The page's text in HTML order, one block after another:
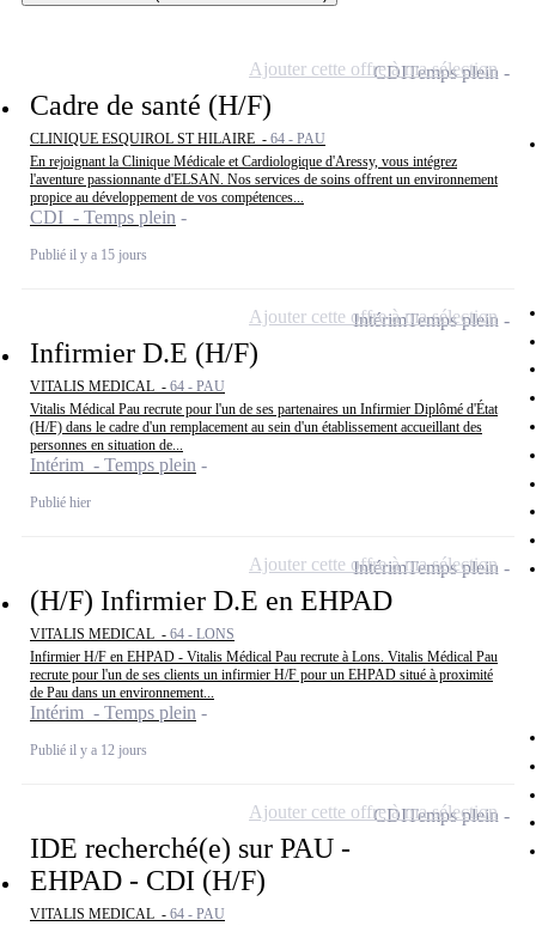
Cadre de santé (H/F)
CLINIQUE ESQUIROL ST HILAIRE - 64 - PAU
En rejoignant la Clinique Médicale et Cardiologique d'Aressy, vous intégrez
l'aventure passionnante d'ELSAN. Nos services de soins offrent un environnement
propice au développement de vos compétences...
CDI - Temps plein
Publié il y a 15 jours
CDITemps plein
Ajouter cette offre à ma sélection
Infirmier D.E (H/F)
VITALIS MEDICAL - 64 - PAU
Vitalis Médical Pau recrute pour l'un de ses partenaires un Infirmier Diplômé d'État
(H/F) dans le cadre d'un remplacement au sein d'un établissement accueillant des
personnes en situation de...
Intérim - Temps plein
Publié hier
IntérimTemps plein
Ajouter cette offre à ma sélection
(H/F) Infirmier D.E en EHPAD
VITALIS MEDICAL - 64 - LONS
Infirmier H/F en EHPAD - Vitalis Médical Pau recrute à Lons. Vitalis Médical Pau
recrute pour l'un de ses clients un infirmier H/F pour un EHPAD situé à proximité
de Pau dans un environnement...
Intérim - Temps plein
Publié il y a 12 jours
IntérimTemps plein
Ajouter cette offre à ma sélection
IDE recherché(e) sur PAU -
EHPAD - CDI (H/F)
VITALIS MEDICAL - 64 - PAU
CDITemps plein
Ajouter cette offre à ma sélection